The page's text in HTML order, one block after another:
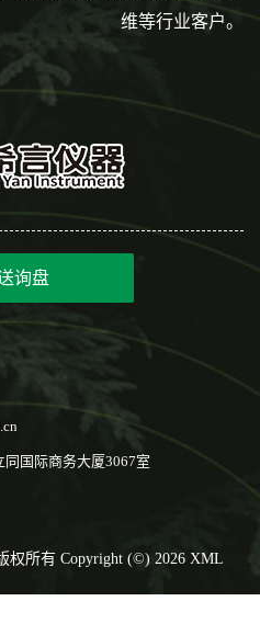
维等行业客户。
询盘
国际商务大厦3067室
权所有 Copyright (©) 2026 XML